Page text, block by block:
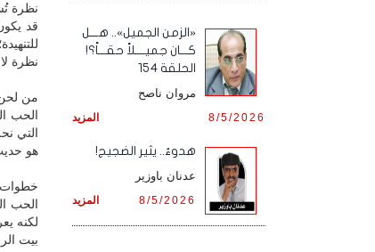
نظرة
قد
نظرة
من
الحب
التي
هو
خطوات
الحب
لكنه
بيت
«الزمن الجميل».. هـــل
كـــان جميــــلاً حقـــاً؟!
الحلقة 154
مروان ناصح
المزيد 8/5/2026
هدوءٌ.. يثير الضجيج!
عدنان باوزير
المزيد 8/5/2026